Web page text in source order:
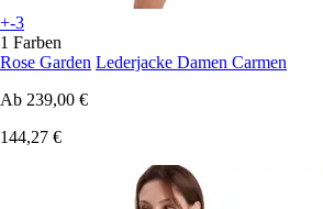
+-3
1 Farben
Rose Garden Lederjacke Damen Carmen
Ab 239,00 €
144,27 €